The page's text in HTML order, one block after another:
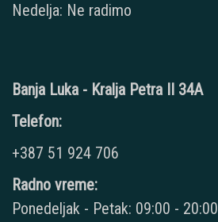
Nedelja: Ne radimo
Banja Luka - Kralja Petra II 34A
Telefon:
+387 51 924 706
Radno vreme:
Ponedeljak - Petak: 09:00 - 20:00